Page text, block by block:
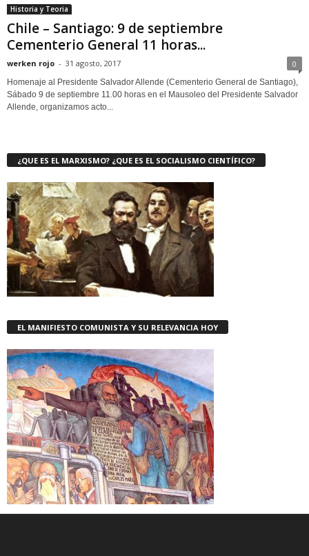
Historia y Teoria
Chile – Santiago: 9 de septiembre
Cementerio General 11 horas...
werken rojo - 31 agosto, 2017 0
Homenaje al Presidente Salvador Allende (Cementerio General de Santiago),
Sábado 9 de septiembre 11.00 horas en el Mausoleo del Presidente Salvador
Allende, organizamos acto...
¿QUE ES EL MARXISMO? ¿QUE ES EL SOCIALISMO CIENTÍFICO?
EL MANIFIESTO COMUNISTA Y SU RELEVANCIA HOY